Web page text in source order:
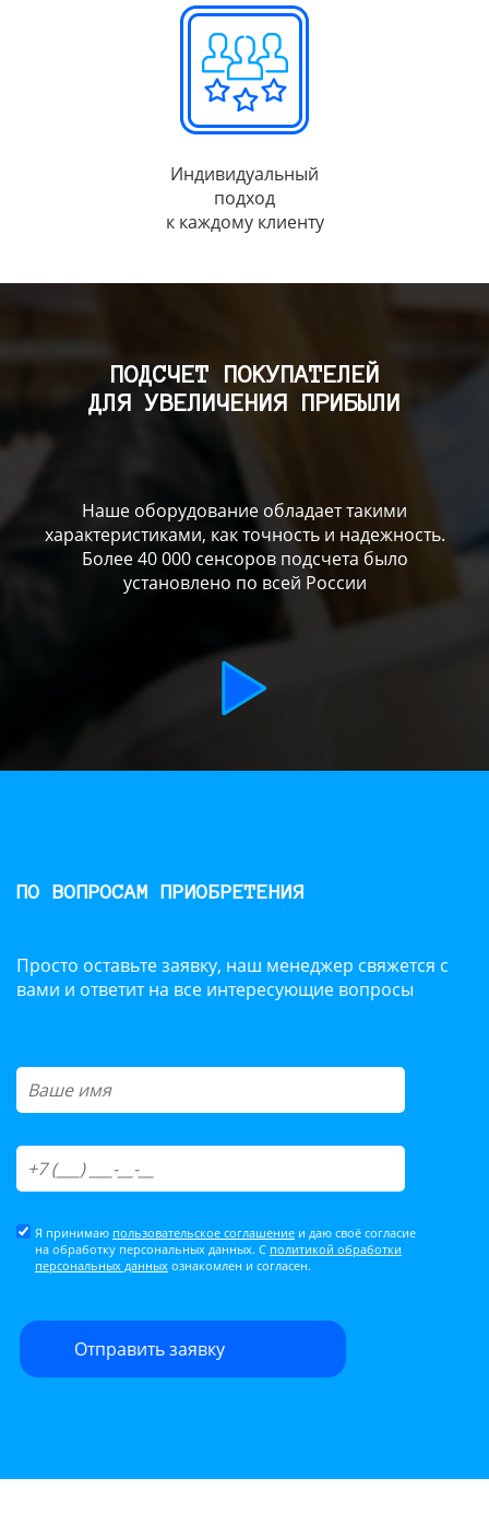
Индивидуальный
подход
к каждому клиенту
ПОДСЧЕТ ПОКУПАТЕЛЕЙ
ДЛЯ УВЕЛИЧЕНИЯ ПРИБЫЛИ
Наше оборудование обладает такими
характеристиками, как точность и надежность.
Более 40 000 сенсоров подсчета было
установлено по всей России
ПО ВОПРОСАМ ПРИОБРЕТЕНИЯ
Просто оставьте заявку, наш менеджер свяжется с
вами и ответит на все интересующие вопросы
Я принимаю пользовательское соглашение и даю своё согласие
на обработку персональных данных. С политикой обработки
персональных данных ознакомлен и согласен.